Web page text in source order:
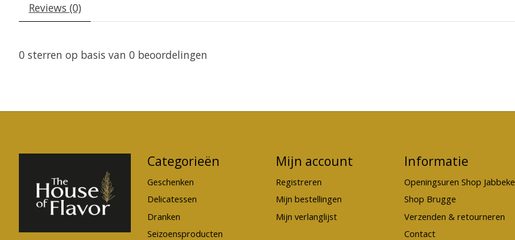
Reviews (0)
0 sterren op basis van 0 beoordelingen
Categorieën
Geschenken
Delicatessen
Dranken
Seizoensproducten
Mijn account
Registreren
Mijn bestellingen
Mijn verlanglijst
Informatie
Openingsuren Shop Jabbeke
Shop Brugge
Verzenden & retourneren
Contact